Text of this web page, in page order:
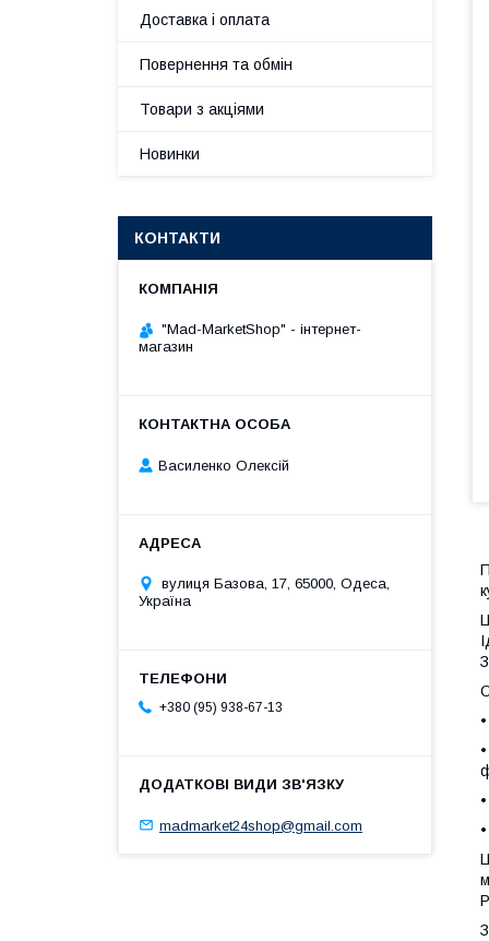
Доставка і оплата
Повернення та обмін
Товари з акціями
Новинки
КОНТАКТИ
"Mad-MarketShop" - інтернет-
магазин
Василенко Олексій
вулиця Базова, 17, 65000, Одеса,
Україна
+380 (95) 938-67-13
madmarket24shop@gmail.com